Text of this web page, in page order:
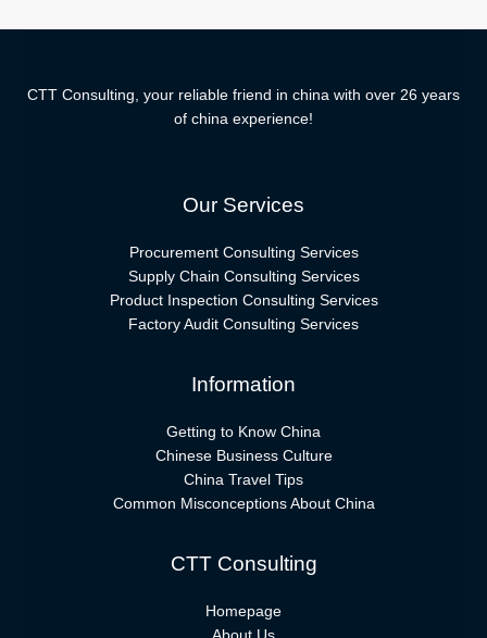
CTT Consulting, your reliable friend in china with over 26 years
of china experience!
Our Services
Procurement Consulting Services
Supply Chain Consulting Services
Product Inspection Consulting Services
Factory Audit Consulting Services
Information
Getting to Know China
Chinese Business Culture
China Travel Tips
Common Misconceptions About China
CTT Consulting
Homepage